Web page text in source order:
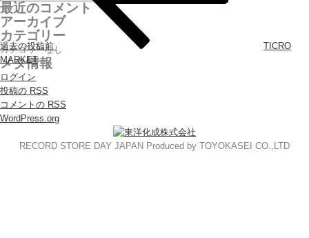
過去の投稿前
TICRO
MARKET
最近のコメント
アーカイブ
カテゴリー
カテゴリーなし
メタ情報
ログイン
投稿の RSS
コメントの RSS
WordPress.org
RECORD STORE DAY JAPAN Produced by TOYOKASEI CO.,LTD